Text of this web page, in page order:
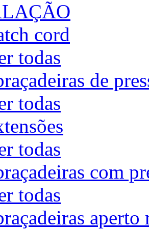
cord
todas
de
todas
todas
com
todas
aperto